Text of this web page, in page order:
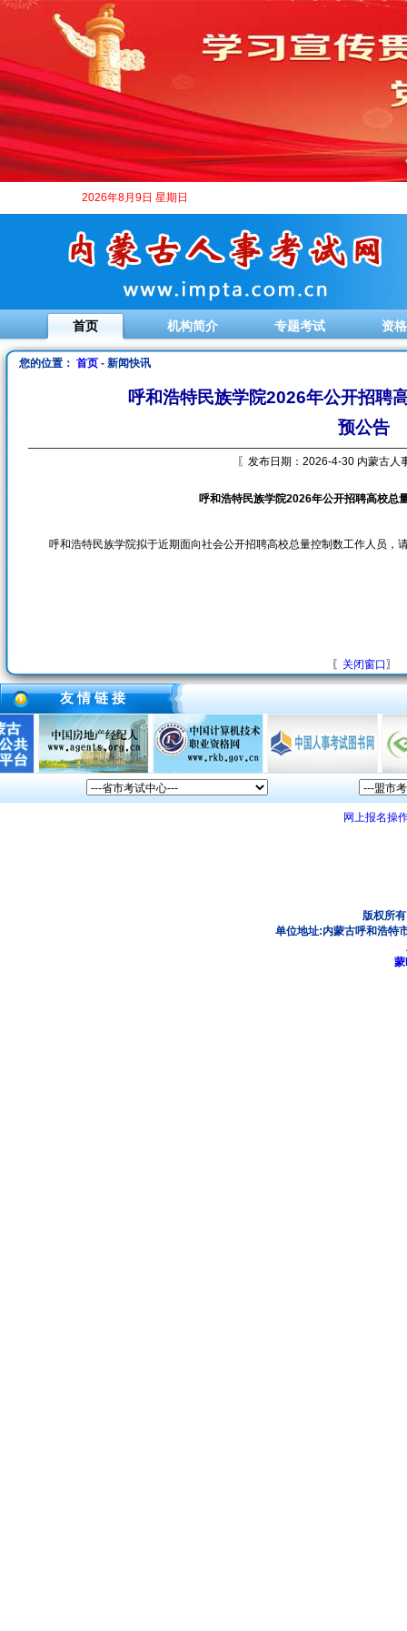
2026年8月9日 星期日
首页 机构简介 专题考试 资
您的位置： 首页- 新闻快讯
呼和浩特民族学院2026年公开招聘
预公告
〖发布日期：2026-4-30 内蒙古人
呼和浩特民族学院2026年公开招聘高校总
呼和浩特民族学院拟于近期面向社会公开招聘高校总量控制数工作人员，
〖 关闭窗口 〗
友 情 链 接
网上报名操
版权所
单位地址:内蒙古呼和浩特